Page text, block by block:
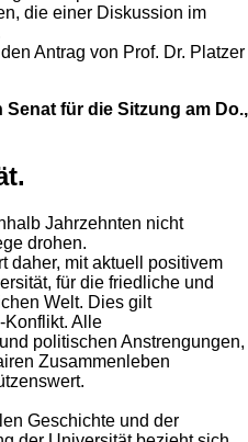
die einer Diskussion im
Antrag von Prof. Dr. Platzer
für die Sitzung am Do.,
Jahrzehnten nicht
drohen.
daher, mit aktuell positivem
für die friedliche und
Welt. Dies gilt
Konflikt. Alle
politischen Anstrengungen,
Zusammenleben
Geschichte und der